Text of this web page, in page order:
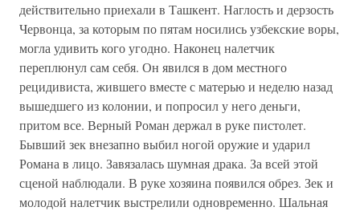
действительно приехали в Ташкент. Наглость и дерзость
Червонца, за которым по пятам носились узбекские воры,
могла удивить кого угодно. Наконец налетчик
переплюнул сам себя. Он явился в дом местного
рецидивиста, жившего вместе с матерью и неделю назад
вышедшего из колонии, и попросил у него деньги,
притом все. Верный Роман держал в руке пистолет.
Бывший зек внезапно выбил ногой оружие и ударил
Романа в лицо. Завязалась шумная драка. За всей этой
сценой наблюдали. В руке хозяина появился обрез. Зек и
молодой налетчик выстрелили одновременно. Шальная